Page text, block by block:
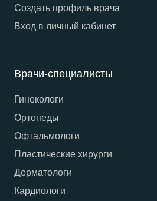
Создать профиль врача
Вход в личный кабинет
Врачи-специалисты
Гинекологи
Ортопеды
Офтальмологи
Пластические хирурги
Дерматологи
Кардиологи